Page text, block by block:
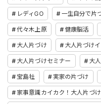
レディGO 一生自分で片
代々木上原 健康脳活
大人片づけ 大人片づけ
大人片づけセミナー 大
宝島社 実家の片づけ
家事意識カイカク！大人片づ